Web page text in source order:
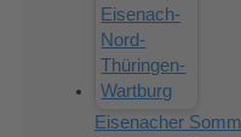
Eisenacher